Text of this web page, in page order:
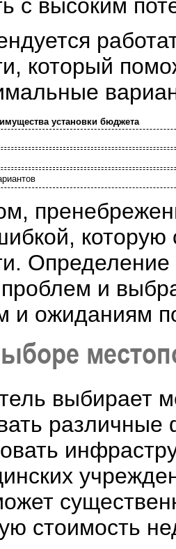
с высоким
который
установки бюджета
которую
Определение
и
и ожиданиям
выбирает
стоимость